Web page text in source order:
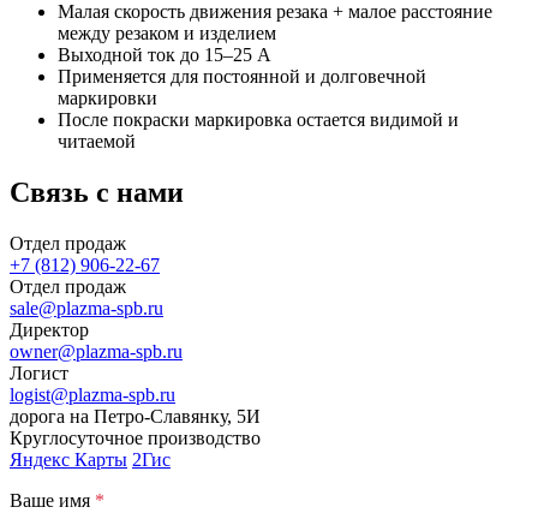
Малая скорость движения резака + малое расстояние
между резаком и изделием
Выходной ток до 15–25 А
Применяется для постоянной и долговечной
маркировки
После покраски маркировка остается видимой и
читаемой
Связь с нами
Отдел продаж
+7 (812) 906-22-67
Отдел продаж
sale@plazma-spb.ru
Директор
owner@plazma-spb.ru
Логист
logist@plazma-spb.ru
дорога на Петро-Славянку, 5И
Круглосуточное производство
Яндекс Карты 2Гис
Ваше имя *